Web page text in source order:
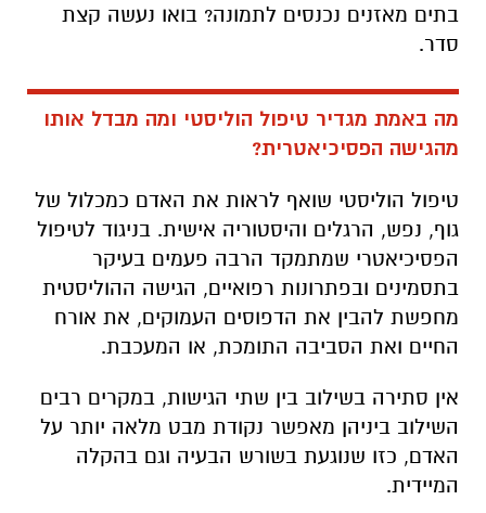
בתים מאזנים נכנסים לתמונה? בואו נעשה קצת
סדר.
מה באמת מגדיר טיפול הוליסטי ומה מבדל אותו
מהגישה הפסיכיאטרית?
טיפול הוליסטי שואף לראות את האדם כמכלול של
גוף, נפש, הרגלים והיסטוריה אישית. בניגוד לטיפול
הפסיכיאטרי שמתמקד הרבה פעמים בעיקר
בתסמינים ובפתרונות רפואיים, הגישה ההוליסטית
מחפשת להבין את הדפוסים העמוקים, את אורח
החיים ואת הסביבה התומכת, או המעכבת.
אין סתירה בשילוב בין שתי הגישות, במקרים רבים
השילוב ביניהן מאפשר נקודת מבט מלאה יותר על
האדם, כזו שנוגעת בשורש הבעיה וגם בהקלה
המיידית.